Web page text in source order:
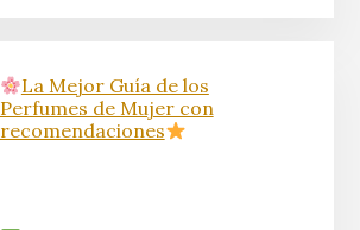
La Mejor Guía de los
Perfumes de Mujer con
recomendaciones